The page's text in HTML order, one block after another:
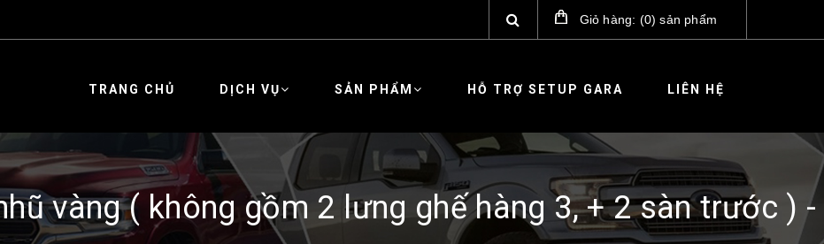
Giỏ hàng: (0)sản phẩm
TRANG CHỦ DỊCH VỤ SẢN PHẨM HỖ TRỢ SETUP GARA LIÊN HỆ
vàng ( không gồm 2 lưng ghế hàng 3, + 2 sàn trước ) -